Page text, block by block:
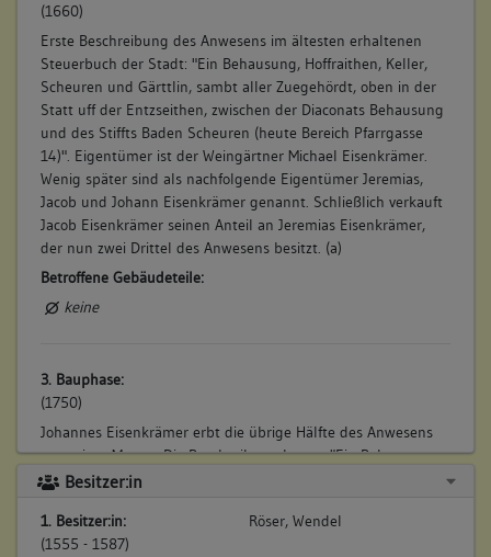
(1660)
Erste Beschreibung des Anwesens im ältesten erhaltenen
Steuerbuch der Stadt: "Ein Behausung, Hoffraithen, Keller,
Scheuren und Gärttlin, sambt aller Zuegehördt, oben in der
Statt uff der Entzseithen, zwischen der Diaconats Behausung
und des Stiffts Baden Scheuren (heute Bereich Pfarrgasse
14)". Eigentümer ist der Weingärtner Michael Eisenkrämer.
Wenig später sind als nachfolgende Eigentümer Jeremias,
Jacob und Johann Eisenkrämer genannt. Schließlich verkauft
Jacob Eisenkrämer seinen Anteil an Jeremias Eisenkrämer,
der nun zwei Drittel des Anwesens besitzt. (a)
Betroffene Gebäudeteile:
keine
3. Bauphase:
(1750)
Johannes Eisenkrämer erbt die übrige Hälfte des Anwesens
von seiner Mutter. Die Beschreibung lautet: "Ein Behausung,
Scheuren, Waschhaus und beschlossener Hof, oben in der
Stift Baadischen Scheuer...vierdthalb Ruthen Gartten dabey".
(a)
Besitzer:in
1. Besitzer:in:
(1555 - 1587)
Röser, Wendel